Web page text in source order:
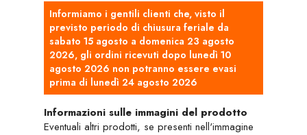
Informiamo i gentili clienti che, visto il
previsto periodo di chiusura feriale da
sabato 15 agosto a domenica 23 agosto
2026, gli ordini ricevuti dopo lunedì 10
agosto 2026 non potranno essere evasi
prima di lunedì 24 agosto 2026
Informazioni sulle immagini del prodotto
Eventuali altri prodotti, se presenti nell'immagine non sono inclusi.